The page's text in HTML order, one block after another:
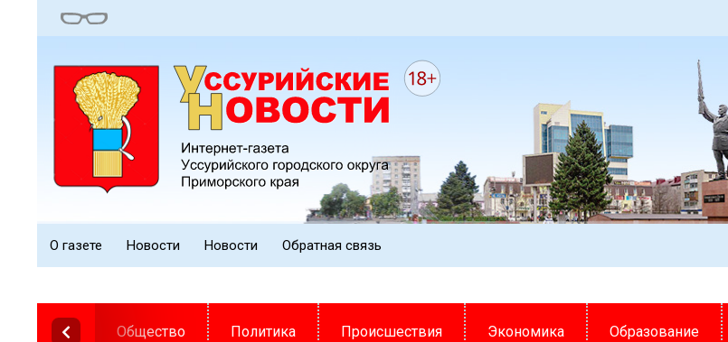
О газете Новости Новости Обратная связь
Общество Политика Происшествия Экономика Образование